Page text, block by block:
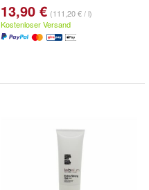
13,90 € (111,20 € / l)
Kostenloser Versand